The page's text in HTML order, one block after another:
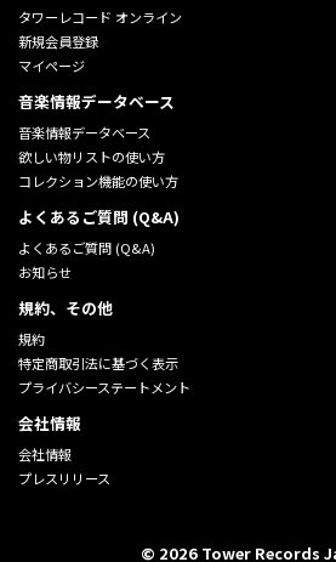
タワーレコード オンライン
新規会員登録
マイページ
音楽情報データベース
音楽情報データベース
欲しい物リストの使い方
コレクション機能の使い方
よくあるご質問 (Q&A)
よくあるご質問 (Q&A)
お知らせ
規約、その他
規約
特定商取引法に基づく表示
プライバシーステートメント
会社情報
会社情報
プレスリリース
© 2026Tower Records